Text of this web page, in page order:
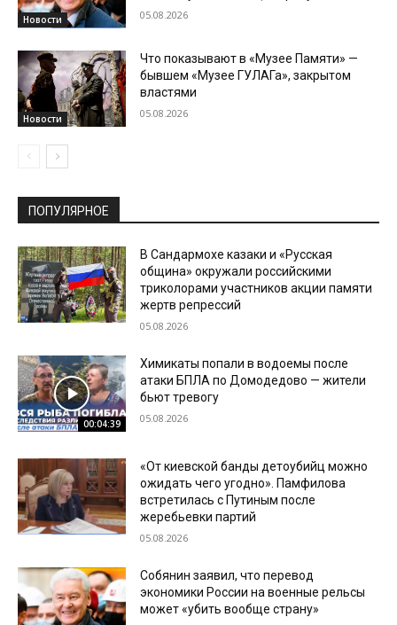
Новости 05.08.2026
Новости
Что показывают в «Музее Памяти» —
бывшем «Музее ГУЛАГа», закрытом
властями
05.08.2026
ПОПУЛЯРНОЕ
В Сандармохе казаки и «Русская
община» окружали российскими
триколорами участников акции памяти
жертв репрессий
05.08.2026
00:04:39
Химикаты попали в водоемы после
атаки БПЛА по Домодедово — жители
бьют тревогу
05.08.2026
«От киевской банды детоубийц можно
ожидать чего угодно». Памфилова
встретилась с Путиным после
жеребьевки партий
05.08.2026
Собянин заявил, что перевод
экономики России на военные рельсы
может «убить вообще страну»